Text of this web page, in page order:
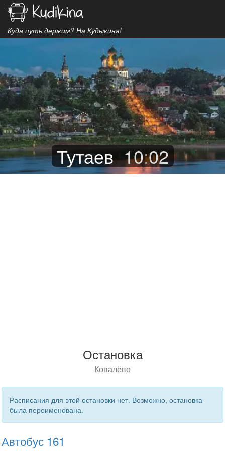
Куда путь держим? На Кудыкина!
Тутаев 10:02
Остановка
Ковалёво
Расписания для этой остановки нет. Возможно, остановка
была переименована.
Автобус 161